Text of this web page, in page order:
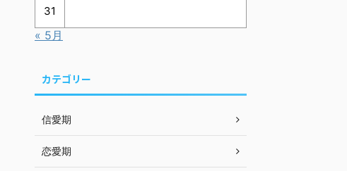
31
« 5月
カテゴリー
信愛期
恋愛期